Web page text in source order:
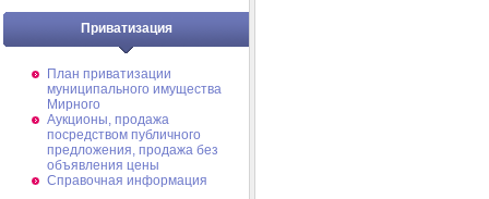
Приватизация
План приватизации
муниципального имущества
Мирного
Аукционы, продажа
посредством публичного
предложения, продажа без
объявления цены
Справочная информация